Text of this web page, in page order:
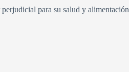
perjudicial para su salud y